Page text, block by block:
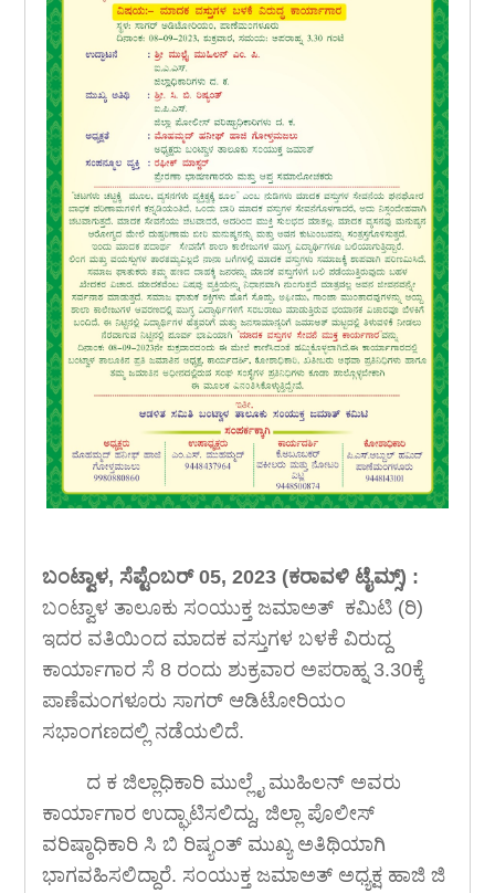
ಬಂಟ್ವಾಳ, ಸೆಪ್ಟೆಂಬರ್ 05, 2023 (ಕರಾವಳಿ ಟೈಮ್ಸ್) :
ಬಂಟ್ವಾಳ ತಾಲೂಕು ಸಂಯುಕ್ತ ಜಮಾಅತ್ ಕಮಿಟಿ (ರಿ)
ಇದರ ವತಿಯಿಂದ ಮಾದಕ ವಸ್ತುಗಳ ಬಳಕೆ ವಿರುದ್ದ
ಕಾರ್ಯಾಗಾರ ಸೆ 8 ರಂದು ಶುಕ್ರವಾರ ಅಪರಾಹ್ನ 3.30ಕ್ಕೆ
ಪಾಣೆಮಂಗಳೂರು ಸಾಗರ್ ಆಡಿಟೋರಿಯಂ
ಸಭಾಂಗಣದಲ್ಲಿ ನಡೆಯಲಿದೆ.
ದ ಕ ಜಿಲ್ಲಾಧಿಕಾರಿ ಮುಲ್ಲೈ ಮುಹಿಲನ್ ಅವರು
ಕಾರ್ಯಾಗಾರ ಉದ್ಘಾಟಿಸಲಿದ್ದು, ಜಿಲ್ಲಾ ಪೊಲೀಸ್
ವರಿಷ್ಠಾಧಿಕಾರಿ ಸಿ ಬಿ ರಿಷ್ಯಂತ್ ಮುಖ್ಯ ಅತಿಥಿಯಾಗಿ
ಭಾಗವಹಿಸಲಿದ್ದಾರೆ. ಸಂಯುಕ್ತ ಜಮಾಅತ್ ಅಧ್ಯಕ್ಷ ಹಾಜಿ ಜಿ